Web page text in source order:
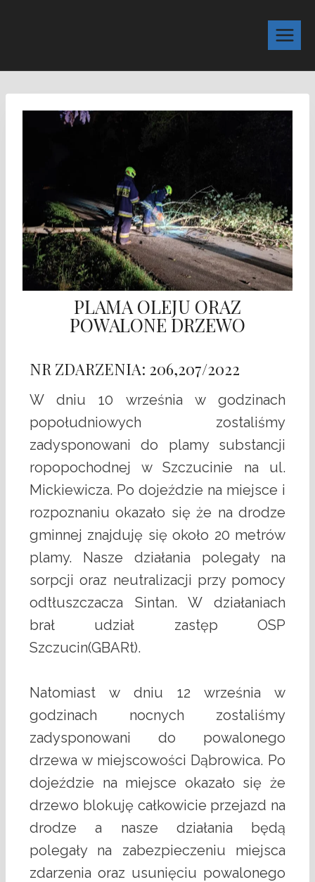
PLAMA OLEJU ORAZ
POWALONE DRZEWO
NR ZDARZENIA: 206,207/2022
W dniu 10 września w godzinach
popołudniowych zostaliśmy
zadysponowani do plamy substancji
ropopochodnej w Szczucinie na ul.
Mickiewicza. Po dojeździe na miejsce i
rozpoznaniu okazało się że na drodze
gminnej znajduję się około 20 metrów
plamy. Nasze działania polegały na
sorpcji oraz neutralizacji przy pomocy
odtłuszczacza Sintan. W działaniach
brał udział zastęp OSP
Szczucin(GBARt).
Natomiast w dniu 12 września w
godzinach nocnych zostaliśmy
zadysponowani do powalonego
drzewa w miejscowości Dąbrowica. Po
dojeździe na miejsce okazało się że
drzewo blokuję całkowicie przejazd na
drodze a nasze działania będą
polegały na zabezpieczeniu miejsca
zdarzenia oraz usunięciu powalonego